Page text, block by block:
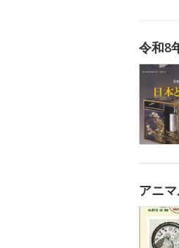
令和8
アニ